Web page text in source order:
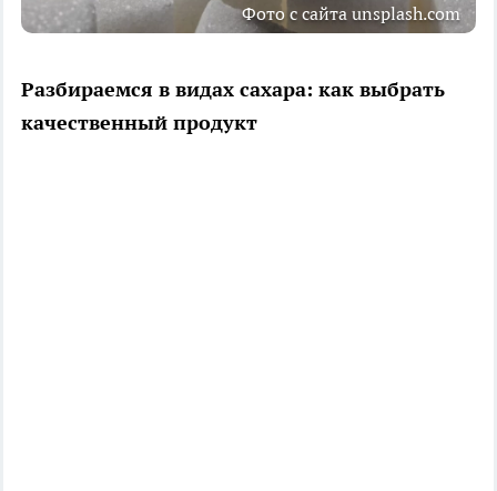
Фото с сайта unsplash.com
Разбираемся в видах сахара: как выбрать
качественный продукт